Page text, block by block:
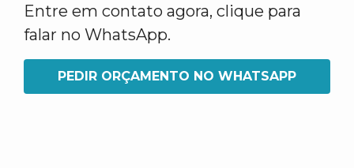
Entre em contato agora, clique para
falar no WhatsApp.
PEDIR ORÇAMENTO NO WHATSAPP